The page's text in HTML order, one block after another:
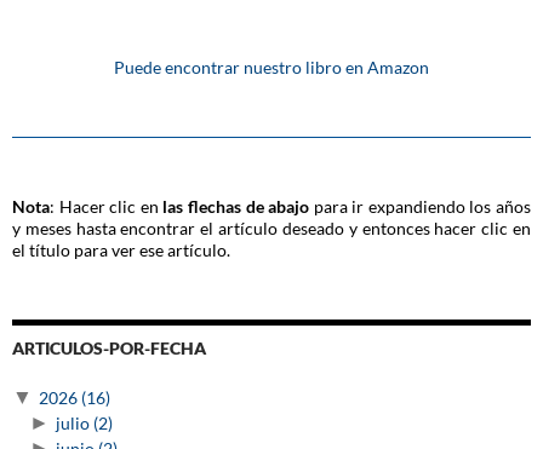
Puede encontrar nuestro libro en Amazon
Nota: Hacer clic en las flechas de abajo para ir expandiendo los años
y meses hasta encontrar el artículo deseado y entonces hacer clic en
el título para ver ese artículo.
ARTICULOS-POR-FECHA
▼ 2026 (16)
► julio (2)